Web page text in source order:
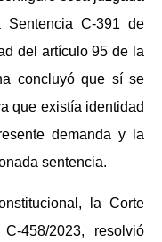
Sentencia C-391 de
del artículo 95 de la
concluyó que sí se
que existía identidad
demanda y la
sentencia.
la Corte
458/2023, resolvió